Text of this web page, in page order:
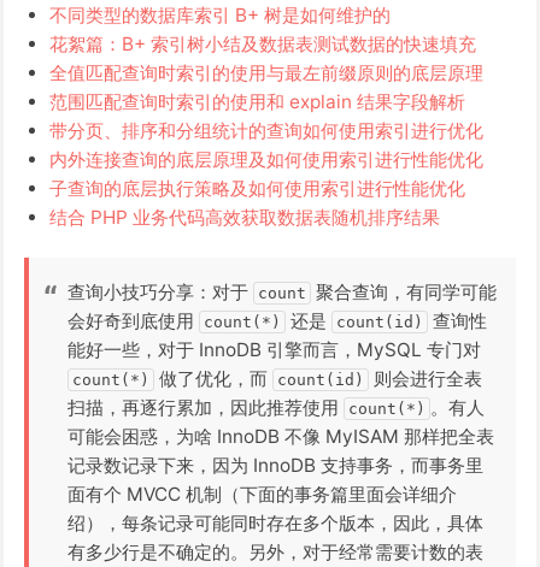
不同类型的数据库索引 B+ 树是如何维护的
花絮篇：B+ 索引树小结及数据表测试数据的快速填充
全值匹配查询时索引的使用与最左前缀原则的底层原理
范围匹配查询时索引的使用和 explain 结果字段解析
带分页、排序和分组统计的查询如何使用索引进行优化
内外连接查询的底层原理及如何使用索引进行性能优化
子查询的底层执行策略及如何使用索引进行性能优化
结合 PHP 业务代码高效获取数据表随机排序结果
查询小技巧分享：对于 count 聚合查询，有同学可能
会好奇到底使用
count(*) 还是 count(id)
查询性
能好一些，对于 InnoDB 引擎而言，MySQL 专门对
count(*) 做了优化，而 count(id)
则会进行全表
扫描，再逐行累加，因此推荐使用
count(*) 。有人
可能会困惑，为啥 InnoDB 不像 MyISAM 那样把全表
记录数记录下来，因为 InnoDB 支持事务，而事务里
面有个 MVCC 机制（下面的事务篇里面会详细介
绍），每条记录可能同时存在多个版本，因此，具体
有多少行是不确定的。另外，对于经常需要计数的表